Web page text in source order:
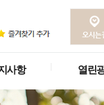
사항 열린